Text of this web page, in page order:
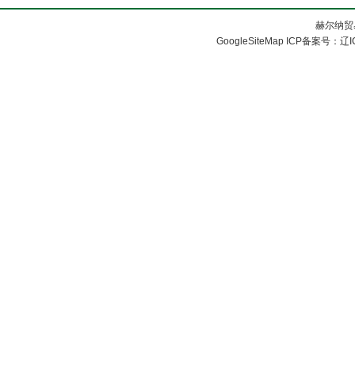
胀套
赫尔纳
GoogleSiteMap ICP备案号：辽